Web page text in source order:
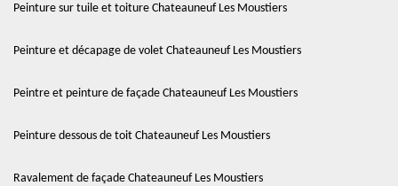
Peinture sur tuile et toiture Chateauneuf Les Moustiers
Peinture et décapage de volet Chateauneuf Les Moustiers
Peintre et peinture de façade Chateauneuf Les Moustiers
Peinture dessous de toit Chateauneuf Les Moustiers
Ravalement de façade Chateauneuf Les Moustiers